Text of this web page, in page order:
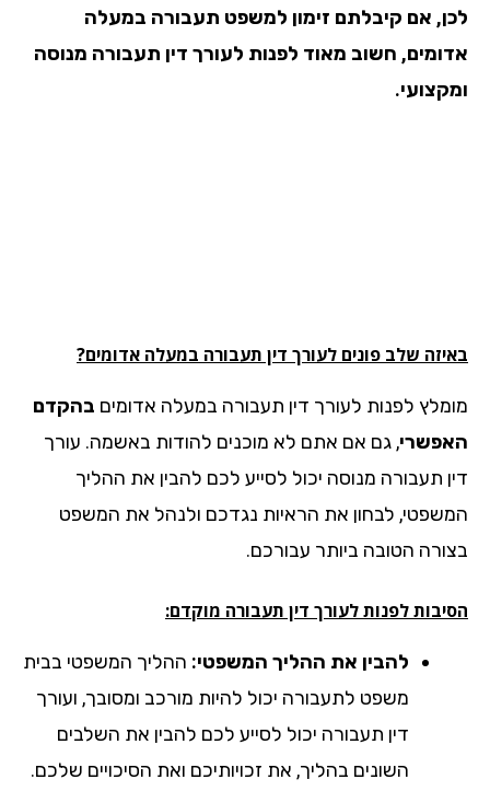
אם קיבלתם זימון למשפט תעבורה במעלה
חשוב מאוד לפנות לעורך דין תעבורה מנוסה
שלב פונים לעורך דין תעבורה במעלה אדומים?
לפנות לעורך דין תעבורה במעלה אדומיםבהקדם
, גם אם אתם לא מוכנים להודות באשמה. עורך
תעבורה מנוסה יכול לסייע לכם להבין את ההליך
לבחון את הראיות נגדכם ולנהל את המשפט
הטובה ביותר עבורכם.
לפנות לעורך דין תעבורה מוקדם:
להבין את ההליך המשפטי:ההליך המשפטי בבית
משפט לתעבורה יכול להיות מורכב ומסובך, ועורך
דין תעבורה יכול לסייע לכם להבין את השלבים
השונים בהליך, את זכויותיכם ואת הסיכויים שלכם.